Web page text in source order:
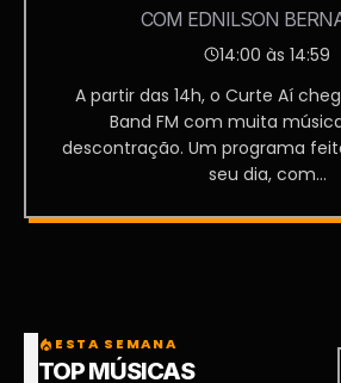
COM EDNILSON
14:00 às 14:59
A partir das 14h, o Curte Aí
Band FM com muita
descontração. Um programa
seu dia, com...
local_fire_department ESTA SEMANA
TOP MÚSICAS